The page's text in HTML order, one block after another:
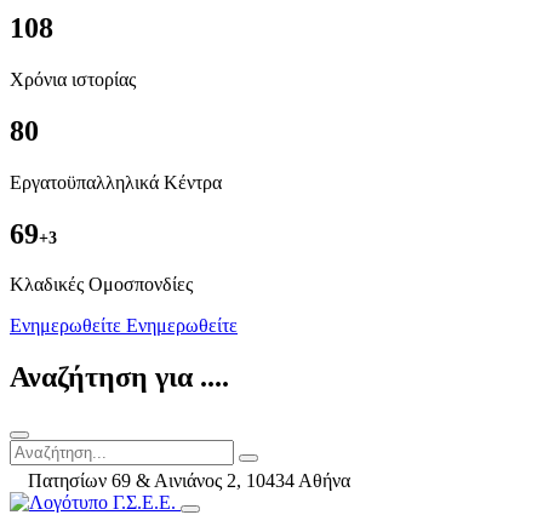
108
Χρόνια ιστορίας
80
Εργατοϋπαλληλικά Κέντρα
69+3
Kλαδικές Ομοσπονδίες
Ενημερωθείτε Ενημερωθείτε
Αναζήτηση για ....
Πατησίων 69 & Αινιάνος 2, 10434 Αθήνα